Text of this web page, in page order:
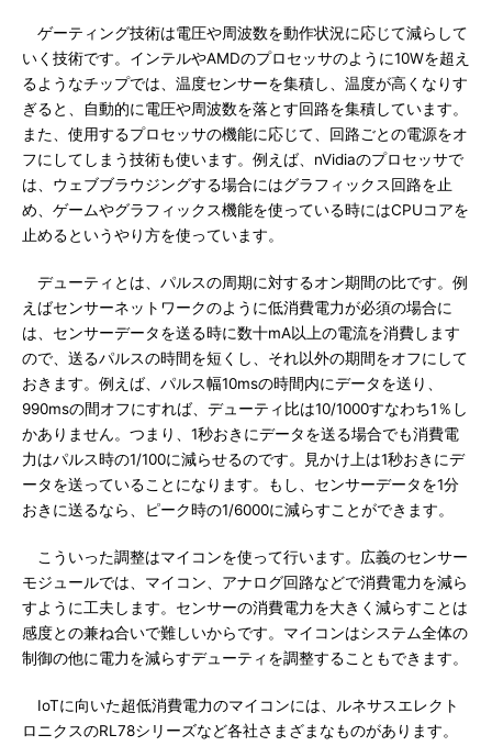
ゲーティング技術は電圧や周波数を動作状況に応じて減らして
いく技術です。インテルやAMDのプロセッサのように10Wを超え
るようなチップでは、温度センサーを集積し、温度が高くなりす
ぎると、自動的に電圧や周波数を落とす回路を集積しています。
また、使用するプロセッサの機能に応じて、回路ごとの電源をオ
フにしてしまう技術も使います。例えば、nVidiaのプロセッサで
は、ウェブブラウジングする場合にはグラフィックス回路を止
め、ゲームやグラフィックス機能を使っている時にはCPUコアを
止めるというやり方を使っています。
デューティとは、パルスの周期に対するオン期間の比です。例
えばセンサーネットワークのように低消費電力が必須の場合に
は、センサーデータを送る時に数十mA以上の電流を消費します
ので、送るパルスの時間を短くし、それ以外の期間をオフにして
おきます。例えば、パルス幅10msの時間内にデータを送り、
990msの間オフにすれば、デューティ比は10/1000すなわち1％し
かありません。つまり、1秒おきにデータを送る場合でも消費電
力はパルス時の1/100に減らせるのです。見かけ上は1秒おきにデ
ータを送っていることになります。もし、センサーデータを1分
おきに送るなら、ピーク時の1/6000に減らすことができます。
こういった調整はマイコンを使って行います。広義のセンサー
モジュールでは、マイコン、アナログ回路などで消費電力を減ら
すように工夫します。センサーの消費電力を大きく減らすことは
感度との兼ね合いで難しいからです。マイコンはシステム全体の
制御の他に電力を減らすデューティを調整することもできます。
IoTに向いた超低消費電力のマイコンには、ルネサスエレクト
ロニクスのRL78シリーズなど各社さまざまなものがあります。